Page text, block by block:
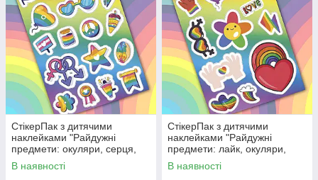
СтікерПак з дитячими
наклейками "Райдужні
предмети: окуляри, серця,
зірка, чашка, прапор, квітка"
В наявності
СтікерПак з дитячими
наклейками "Райдужні
предмети: лайк, окуляри,
серце, веселка, квітка,
блискавка"
В наявності